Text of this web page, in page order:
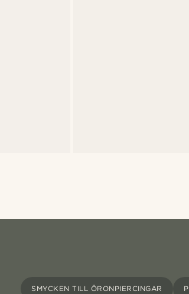
SMYCKEN TILL ÖRONPIERCINGAR